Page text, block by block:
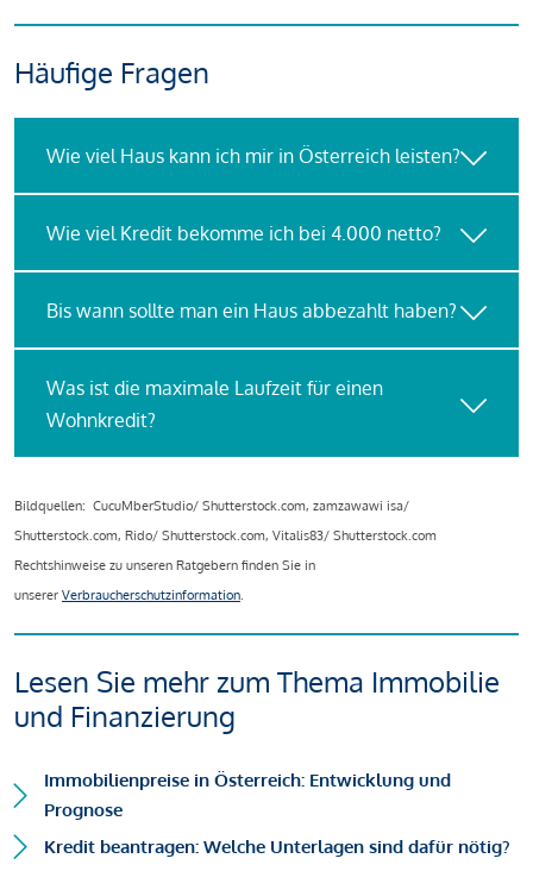
Häufige Fragen
Wie viel Haus kann ich mir in Österreich leisten?
Wie viel Kredit bekomme ich bei 4.000 netto?
Bis wann sollte man ein Haus abbezahlt haben?
Was ist die maximale Laufzeit für einen
Wohnkredit?
Bildquellen: CucuMberStudio/ Shutterstock.com, zamzawawi isa/
Shutterstock.com, Rido/ Shutterstock.com, Vitalis83/ Shutterstock.com
Rechtshinweise zu unseren Ratgebern finden Sie in
unserer Verbraucherschutzinformation.
Lesen Sie mehr zum Thema Immobilie
und Finanzierung
Immobilienpreise in Österreich: Entwicklung und
Prognose
Kredit beantragen: Welche Unterlagen sind dafür nötig?